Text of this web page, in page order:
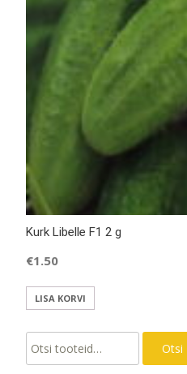
Kurk Libelle F1 2 g
€1.50
LISA KORVI
Otsi: Otsi